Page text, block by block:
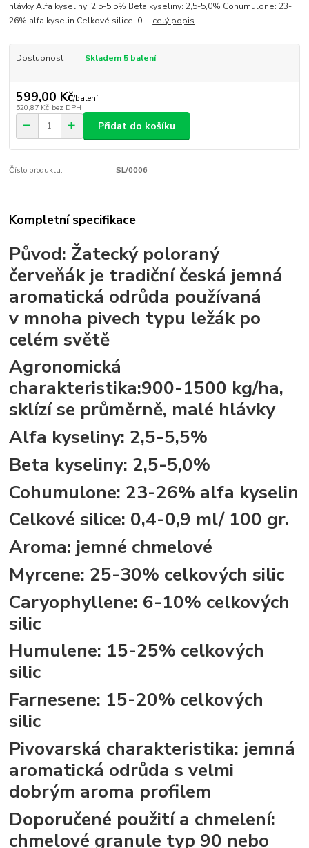
hlávky Alfa kyseliny: 2,5-5,5% Beta kyseliny: 2,5-5,0% Cohumulone: 23-
26% alfa kyselin Celkové silice: 0,... celý popis
Dostupnost Skladem 5 balení
599,00 Kč/balení
520,87 Kč bez DPH
Přidat do košíku
Číslo produktu: SL/0006
Kompletní specifikace
Původ: Žatecký poloraný
červeňák je tradiční česká jemná
aromatická odrůda používaná
v mnoha pivech typu ležák po
celém světě
Agronomická
charakteristika:900-1500 kg/ha,
sklízí se průměrně, malé hlávky
Alfa kyseliny: 2,5-5,5%
Beta kyseliny: 2,5-5,0%
Cohumulone: 23-26% alfa kyselin
Celkové silice: 0,4-0,9 ml/ 100 gr.
Aroma: jemné chmelové
Myrcene: 25-30% celkových silic
Caryophyllene: 6-10% celkových
silic
Humulene: 15-25% celkových
silic
Farnesene: 15-20% celkových
silic
Pivovarská charakteristika: jemná
aromatická odrůda s velmi
dobrým aroma profilem
Doporučené použití a chmelení:
chmelové granule typ 90 nebo